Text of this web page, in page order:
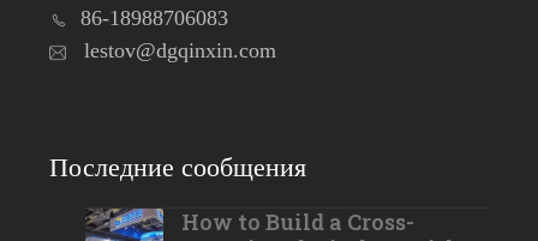
86-18988706083
lestov@dgqinxin.com
Последние сообщения
How to Build a Cross-